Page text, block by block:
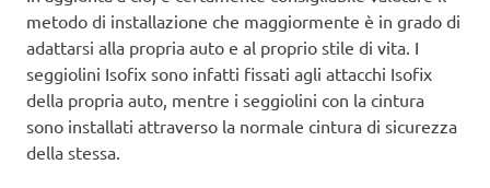
metodo di installazione che maggiormente è in grado di
adattarsi alla propria auto e al proprio stile di vita. I
seggiolini Isofix sono infatti fissati agli attacchi Isofix
della propria auto, mentre i seggiolini con la cintura
sono installati attraverso la normale cintura di sicurezza
della stessa.